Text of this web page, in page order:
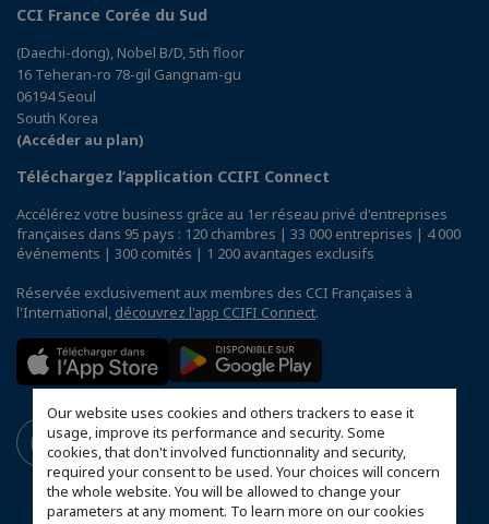
Our website uses cookies and others trackers to ease it
usage, improve its performance and security. Some
cookies, that don't involved functionnality and security,
required your consent to be used. Your choices will concern
the whole website. You will be allowed to change your
parameters at any moment. To learn more on our cookies
CCI France Corée du Sud
(Daechi-dong), Nobel B/D, 5th floor
16 Teheran-ro 78-gil Gangnam-gu
06194 Seoul
South Korea
(Accéder au plan)
Téléchargez l’application CCIFI Connect
Accélérez votre business grâce au 1er réseau privé d'entreprises
françaises dans 95 pays : 120 chambres | 33 000 entreprises | 4 000
événements | 300 comités | 1 200 avantages exclusifs
Réservée exclusivement aux membres des CCI Françaises à
l'International, découvrez l'app CCIFI Connect.